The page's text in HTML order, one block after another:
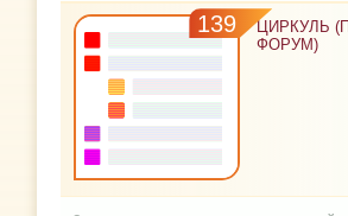
139
ЦИРКУЛЬ
ФОРУМ)